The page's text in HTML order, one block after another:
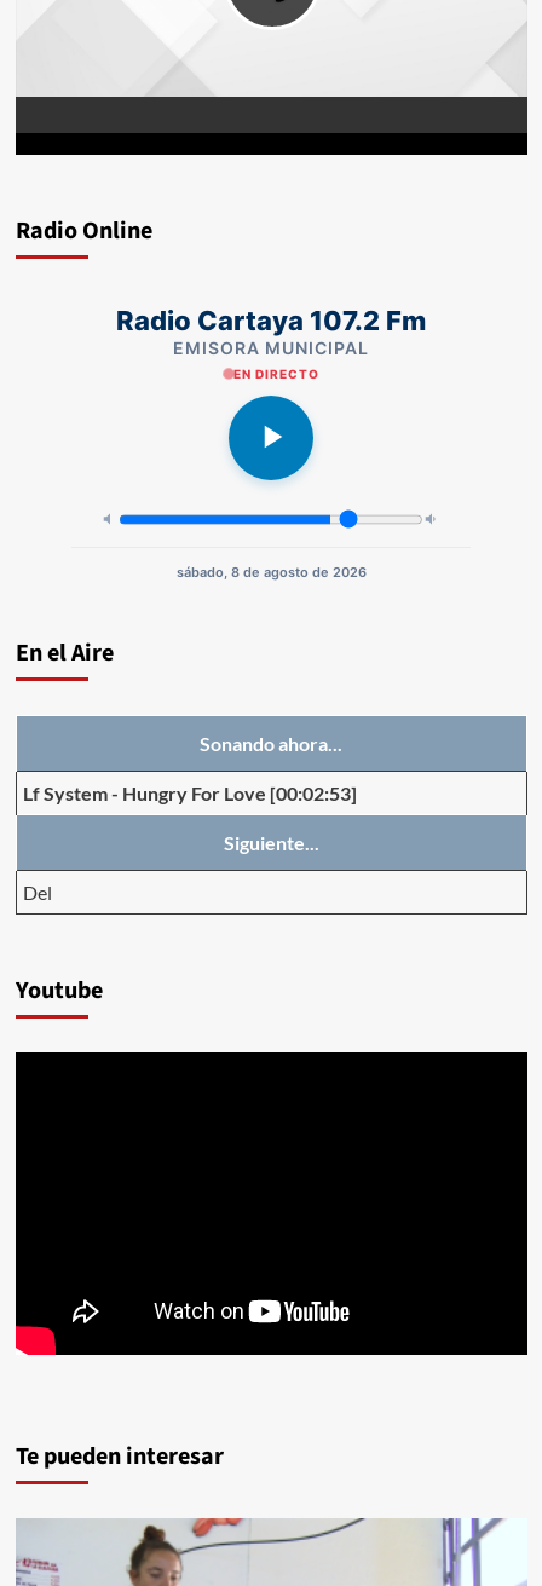
Radio Online
Radio Cartaya 107.2 Fm
EMISORA MUNICIPAL
EN DIRECTO
sábado, 8 de agosto de 2026
En el Aire
Sonando ahora...
Lf System- Hungry For Love [00:02:53]
Siguiente...
Del
Youtube
Te pueden interesar